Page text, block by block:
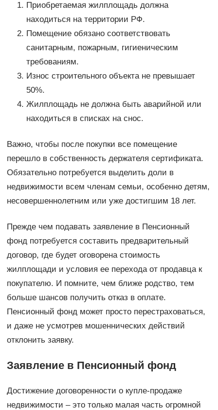
Приобретаемая жилплощадь должна
находиться на территории РФ.
Помещение обязано соответствовать
санитарным, пожарным, гигиеническим
требованиям.
Износ строительного объекта не превышает
50%.
Жилплощадь не должна быть аварийной или
находиться в списках на снос.
Важно, чтобы после покупки все помещение
перешло в собственность держателя сертификата.
Обязательно потребуется выделить доли в
недвижимости всем членам семьи, особенно детям,
несовершеннолетним или уже достигшим 18 лет.
Прежде чем подавать заявление в Пенсионный
фонд потребуется составить предварительный
договор, где будет оговорена стоимость
жилплощади и условия ее перехода от продавца к
покупателю. И помните, чем ближе родство, тем
больше шансов получить отказ в оплате.
Пенсионный фонд может просто перестраховаться,
и даже не усмотрев мошеннических действий
отклонить заявку.
Заявление в Пенсионный фонд
Достижение договоренности о купле-продаже
недвижимости – это только малая часть огромной